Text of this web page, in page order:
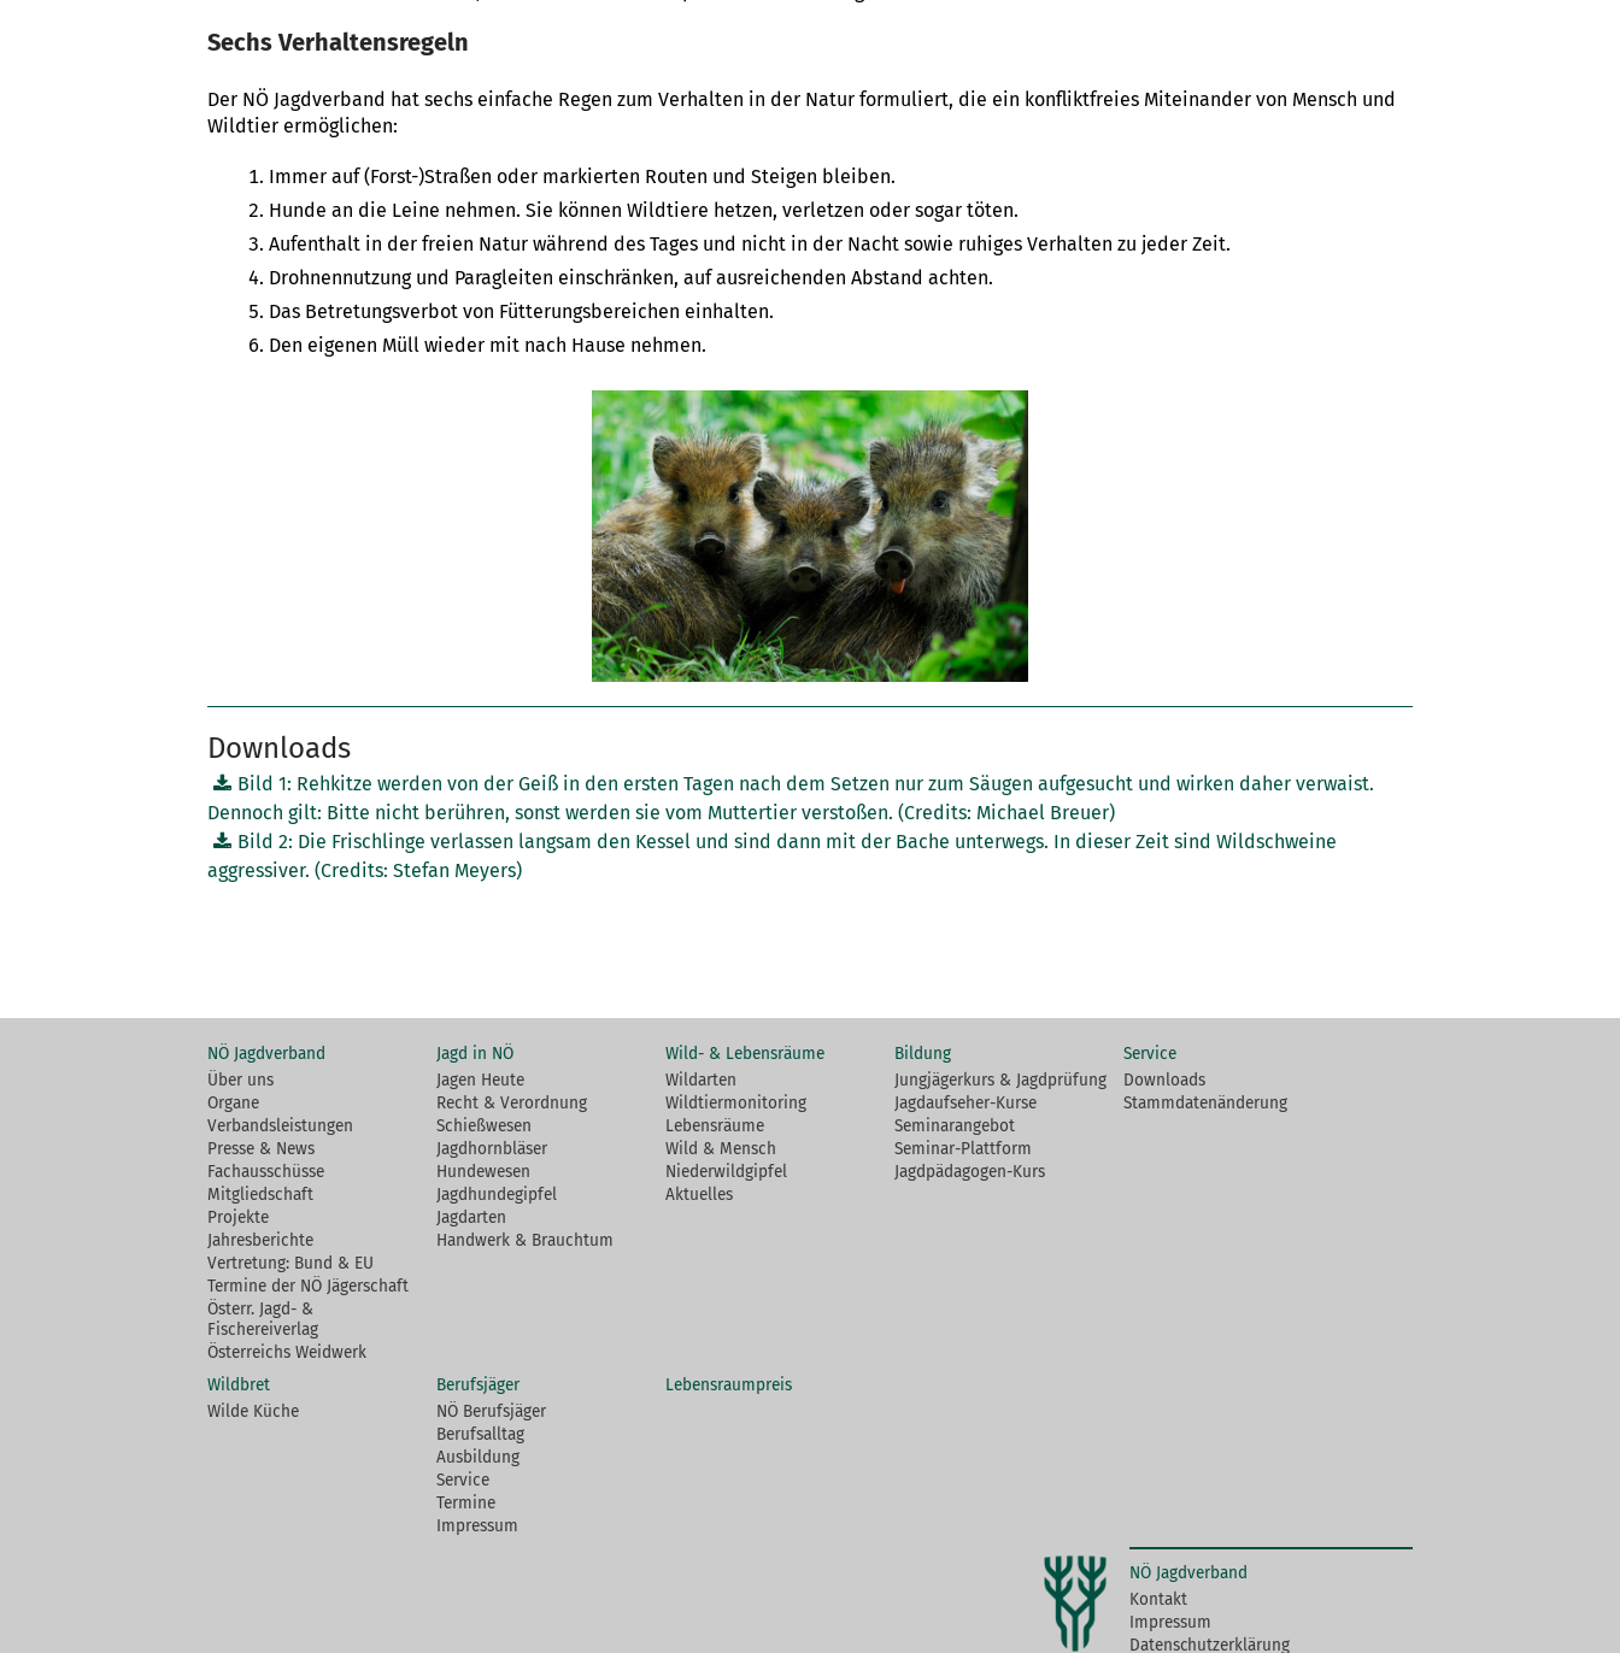
Sechs Verhaltensregeln
Der NÖ Jagdverband hat sechs einfache Regen zum Verhalten in der Natur formuliert, die ein konfliktfreies Miteinander von Mensch und
Wildtier ermöglichen:
Immer auf (Forst-)Straßen oder markierten Routen und Steigen bleiben.
Hunde an die Leine nehmen. Sie können Wildtiere hetzen, verletzen oder sogar töten.
Aufenthalt in der freien Natur während des Tages und nicht in der Nacht sowie ruhiges Verhalten zu jeder Zeit.
Drohnennutzung und Paragleiten einschränken, auf ausreichenden Abstand achten.
Das Betretungsverbot von Fütterungsbereichen einhalten.
Den eigenen Müll wieder mit nach Hause nehmen.
Downloads
Bild 1: Rehkitze werden von der Geiß in den ersten Tagen nach dem Setzen nur zum Säugen aufgesucht und wirken daher verwaist.
Dennoch gilt: Bitte nicht berühren, sonst werden sie vom Muttertier verstoßen. (Credits: Michael Breuer)
Bild 2: Die Frischlinge verlassen langsam den Kessel und sind dann mit der Bache unterwegs. In dieser Zeit sind Wildschweine
aggressiver. (Credits: Stefan Meyers)
NÖ Jagdverband
Über uns
Organe
Verbandsleistungen
Presse & News
Fachausschüsse
Mitgliedschaft
Projekte
Jahresberichte
Vertretung: Bund & EU
Termine der NÖ Jägerschaft
Österr. Jagd- &
Fischereiverlag
Österreichs Weidwerk
Jagd in NÖ
Jagen Heute
Recht & Verordnung
Schießwesen
Jagdhornbläser
Hundewesen
Jagdhundegipfel
Jagdarten
Handwerk & Brauchtum
Wild- & Lebensräume
Wildarten
Wildtiermonitoring
Lebensräume
Wild & Mensch
Niederwildgipfel
Aktuelles
Bildung
Jungjägerkurs & Jagdprüfung
Jagdaufseher-Kurse
Seminarangebot
Seminar-Plattform
Jagdpädagogen-Kurs
Service
Downloads
Stammdatenänderung
Wildbret
Wilde Küche
Berufsjäger
NÖ Berufsjäger
Berufsalltag
Ausbildung
Service
Termine
Impressum
Lebensraumpreis
NÖ Jagdverband
Kontakt
Impressum
Datenschutzerklärung